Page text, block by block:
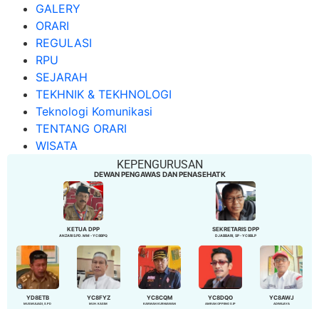
GALERY
ORARI
REGULASI
RPU
SEJARAH
TEKHNIK & TEKHNOLOGI
Teknologi Komunikasi
TENTANG ORARI
WISATA
KEPENGURUSAN
DEWAN PENGAWAS DAN PENASEHATK
KETUA DPP
ANZARI S.PD. MM - YC8BPQ
SEKRETARIS DPP
DJABBARI, SP - YC8BLP
YD8ETB
MUSMULIADI, S.PD
YC8FYZ
MUH. KASIM
YC8CQM
KARMAN KURNIAWAN
YC8DQO
AMRAN OPPENG S.IP
YC8AWJ
ADIWIJAYA